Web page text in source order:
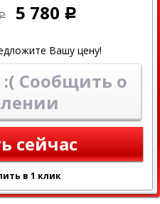
5 780 Р
Вашу цену!
Сообщить о
сейчас
в 1 клик